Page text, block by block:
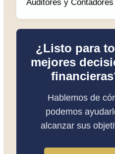
Auditores y Contadores
¿Listo para
mejores
Hablemos de
podemos
alcanzar sus